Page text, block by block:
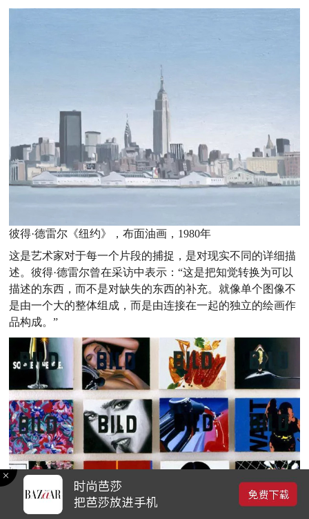
彼得·德雷尔《纽约》，布面油画，1980年
这是艺术家对于每一个片段的捕捉，是对现实不同的详细描
述。彼得·德雷尔曾在采访中表示：“这是把知觉转换为可以
描述的东西，而不是对缺失的东西的补充。就像单个图像不
是由一个大的整体组成，而是由连接在一起的独立的绘画作
品构成。”